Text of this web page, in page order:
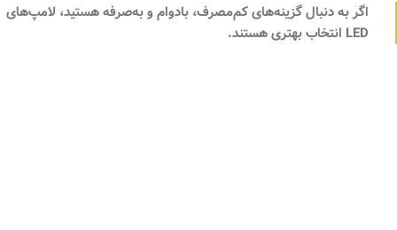
اگر به دنبال گزینه‌های کم‌مصرف، بادوام و به‌صرفه هستید، لامپ‌های
LED انتخاب بهتری هستند.